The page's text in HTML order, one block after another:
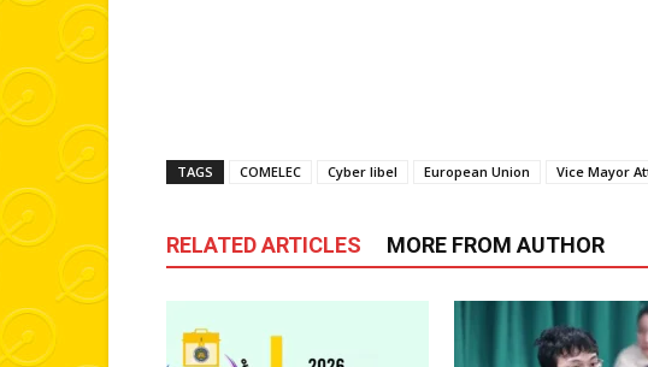
TAGS COMELEC Cyber libel European Union Vice Mayor
RELATED ARTICLES MORE FROM AUTHOR